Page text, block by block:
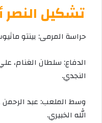
تشكيل النصر
حراسة المرمى: بينتو
الدفاع: سلطان الغنام،
النجدي.
وسط الملعب: عبد الرحمن
الله الخبيري.